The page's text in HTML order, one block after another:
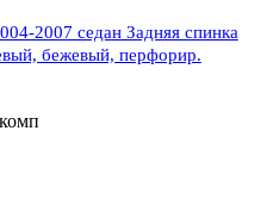
2007 седан Задняя спинка
бежевый, перфорир.
комп